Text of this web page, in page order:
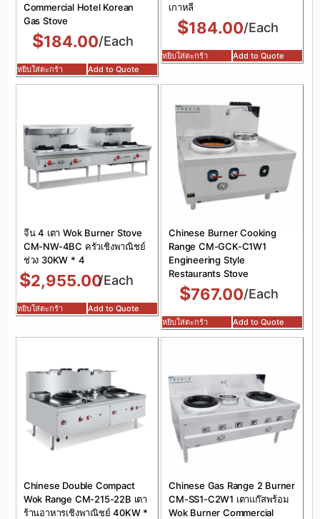
Commercial Hotel Korean
Gas Stove
$184.00/Each
หยิบใส่ตะกร้า Add to Quote
เกาหลี
$184.00/Each
หยิบใส่ตะกร้า Add to Quote
จีน 4 เตา Wok Burner Stove
CM-NW-4BC ครัวเชิงพาณิชย์
ช่วง 30KW * 4
$2,955.00/Each
หยิบใส่ตะกร้า Add to Quote
Chinese Burner Cooking
Range CM-GCK-C1W1
Engineering Style
Restaurants Stove
$767.00/Each
หยิบใส่ตะกร้า Add to Quote
Chinese Double Compact
Wok Range CM-215-22B เตา
ร้านอาหารเชิงพาณิชย์ 40KW *
Chinese Gas Range 2 Burner
CM-SS1-C2W1 เตาแก๊สพร้อม
Wok Burner Commercial